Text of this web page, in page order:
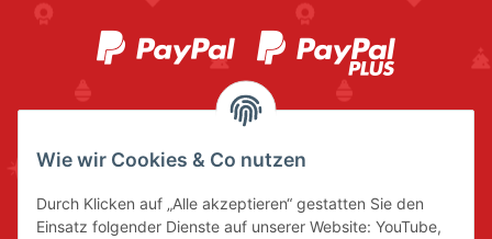
Wie wir Cookies & Co nutzen
Durch Klicken auf „Alle akzeptieren“ gestatten Sie den
Einsatz folgender Dienste auf unserer Website: YouTube,